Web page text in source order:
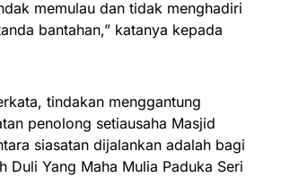
memulau dan tidak menghadiri
bantahan,” katanya kepada
tindakan menggantung
penolong setiausaha Masjid
siasatan dijalankan adalah bagi
Duli Yang Maha Mulia Paduka Seri